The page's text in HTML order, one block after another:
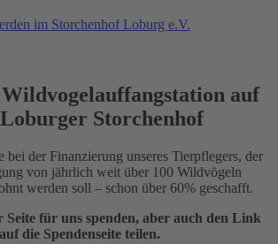
auf
Storchenhof
der Finanzierung unseres Tierpflegers, der
von jährlich weit über 100 Wildvögeln
werden soll – schon über 60% geschafft.
für uns spenden, aber auch den Link
auf die Spendenseite teilen.